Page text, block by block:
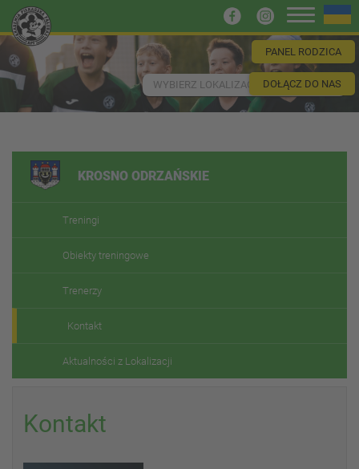
PANEL RODZICA
DOŁĄCZ DO NAS
WYBIERZ LOKALIZACJĘ
KROSNO ODRZAŃSKIE
Treningi
Obiekty treningowe
Trenerzy
Kontakt
Aktualności z Lokalizacji
Kontakt